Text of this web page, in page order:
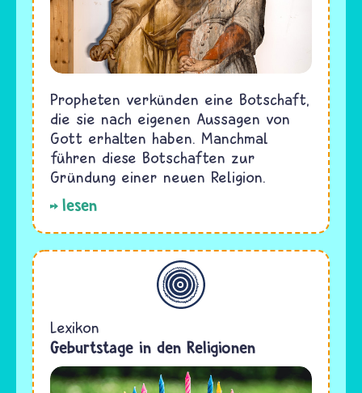
Propheten verkünden eine Botschaft,
die sie nach eigenen Aussagen von
Gott erhalten haben. Manchmal
führen diese Botschaften zur
Gründung einer neuen Religion.
lesen
Allgemein
Lexikon
Geburtstage in den Religionen